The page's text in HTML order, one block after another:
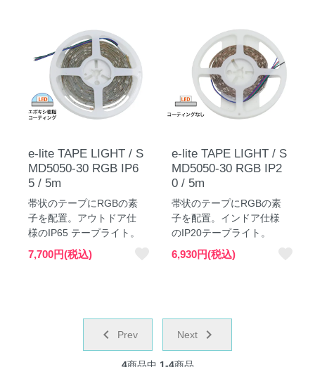
e-lite TAPE LIGHT / S
MD5050-30 RGB IP6
5 / 5m
帯状のテープにRGBの素
子を配置。アウトドア仕
様のIP65 テープライト。
7,700円(税込)
e-lite TAPE LIGHT / S
MD5050-30 RGB IP2
0 / 5m
帯状のテープにRGBの素
子を配置。インドア仕様
のIP20テープライト。
6,930円(税込)
chevron_left Prev Next navigate_next
4商品中 1-4商品